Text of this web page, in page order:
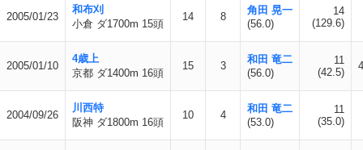
2005/01/23
和布刈
小倉 ダ1700m 15頭
14 8
角田 晃一
(56.0)
14
(129.6)
2005/01/10
4歳上
京都 ダ1400m 16頭
15 3
和田 竜二
(56.0)
11
(42.5)
2004/09/26
川西特
阪神 ダ1800m 16頭
10 4
和田 竜二
(53.0)
11
(35.0)